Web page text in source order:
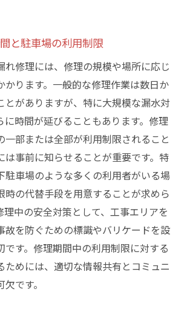
と駐車場の利用制限
れ修理には、修理の規模や場所に応じ
かります。一般的な修理作業は数日か
とがありますが、特に大規模な漏水対
に時間が延びることもあります。修理
一部または全部が利用制限されること
は事前に知らせることが重要です。特
駐車場のような多くの利用者がいる場
時の代替手段を用意することが求めら
理中の安全対策として、工事エリアを
故を防ぐための標識やバリケードを設
です。修理期間中の利用制限に対する
ためには、適切な情報共有とコミュニ
です。